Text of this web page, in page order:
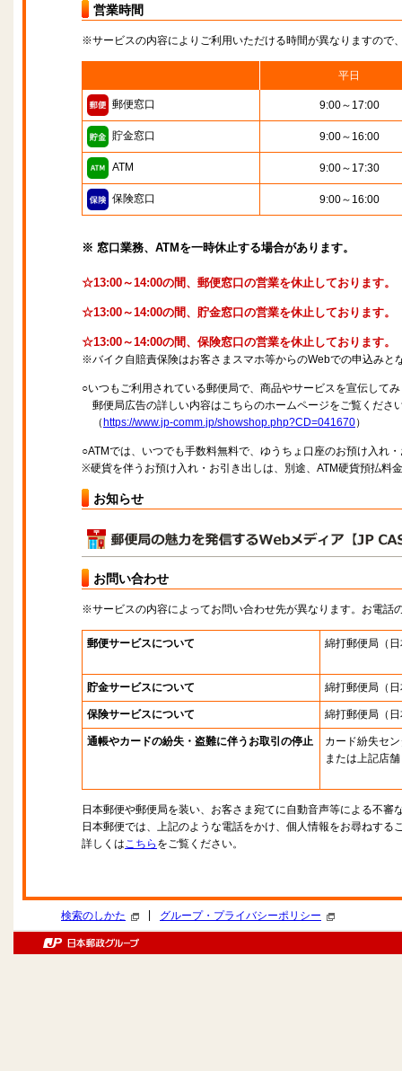
営業時間
※サービスの内容によりご利用いただける時間が異なりますので
平日
郵便窓口 9:00～17:00
貯金窓口 9:00～16:00
ATM 9:00～17:30
保険窓口 9:00～16:00
※ 窓口業務、ATMを一時休止する場合があります。
☆13:00～14:00の間、郵便窓口の営業を休止しております。
☆13:00～14:00の間、貯金窓口の営業を休止しております。
☆13:00～14:00の間、保険窓口の営業を休止しております。
※バイク自賠責保険はお客さまスマホ等からのWebでの申込みと
○いつもご利用されている郵便局で、商品やサービスを宣伝して
郵便局広告の詳しい内容はこちらのホームページをご覧くださ
（ https://www.jp-comm.jp/showshop.php?CD=041670）
○ATMでは、いつでも手数料無料で、ゆうちょ口座のお預け入れ
※硬貨を伴うお預け入れ・お引き出しは、別途、ATM硬貨預払料
お知らせ
お問い合わせ
※サービスの内容によってお問い合わせ先が異なります。お電話
郵便サービスについて 綿打郵便局 （
貯金サービスについて 綿打郵便局 （
保険サービスについて 綿打郵便局 （
通帳やカードの紛失・盗難に伴うお取引の停止
カード紛失セ
または上記店舗
日本郵便や郵便局を装い、お客さま宛てに自動音声等による不審
日本郵便では、上記のような電話をかけ、個人情報をお尋ねする
詳しくはこちら をご覧ください。
検索のしかた グループ・プライバシーポリシー